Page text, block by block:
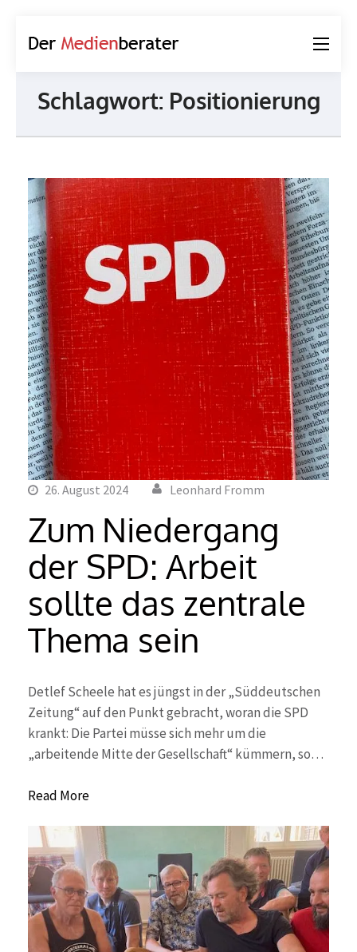
Schlagwort: Positionierung
26. August 2024 Leonhard Fromm
Zum Niedergang
der SPD: Arbeit
sollte das zentrale
Thema sein
Detlef Scheele hat es jüngst in der „Süddeutschen
Zeitung“ auf den Punkt gebracht, woran die SPD
krankt: Die Partei müsse sich mehr um die
„arbeitende Mitte der Gesellschaft“ kümmern, so…
Read More